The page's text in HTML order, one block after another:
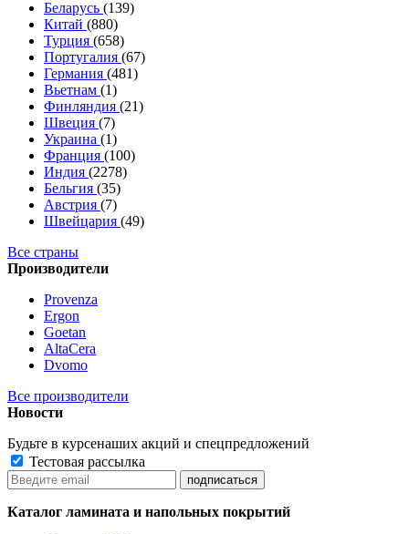
Беларусь (139)
Китай (880)
Турция (658)
Португалия (67)
Германия (481)
Вьетнам (1)
Финляндия (21)
Швеция (7)
Украина (1)
Франция (100)
Индия (2278)
Бельгия (35)
Австрия (7)
Швейцария (49)
Все страны
Производители
Provenza
Ergon
Goetan
AltaСera
Dvomo
Все производители
Новости
Будьте в курсенаших акций и спецпредложений
Тестовая рассылка
Каталог ламината и напольных покрытий